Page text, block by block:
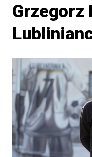
Grzegorz